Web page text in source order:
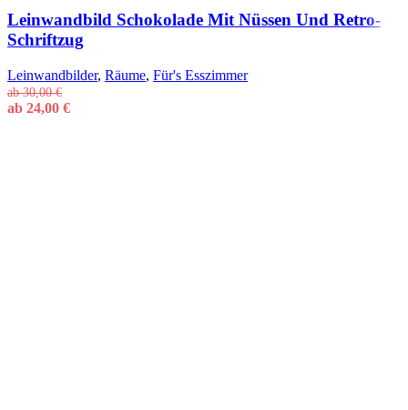
Leinwandbild Schokolade Mit Nüssen Und Retro-
Schriftzug
Leinwandbilder, Räume, Für's Esszimmer
ab30,00€
ab 24,00 €